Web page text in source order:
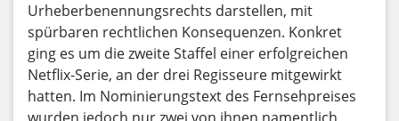
Urheberbenennungsrechts darstellen, mit
spürbaren rechtlichen Konsequenzen. Konkret
ging es um die zweite Staffel einer erfolgreichen
Netflix-Serie, an der drei Regisseure mitgewirkt
hatten. Im Nominierungstext des Fernsehpreises